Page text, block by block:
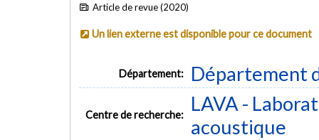
Article de revue (2020)
Un lien externe est disponible pour ce document
Département: Département
Centre de recherche:
LAVA -
acoustique